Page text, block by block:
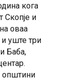
кога
Скопје и
оваа
и уште три
Баба,
општини